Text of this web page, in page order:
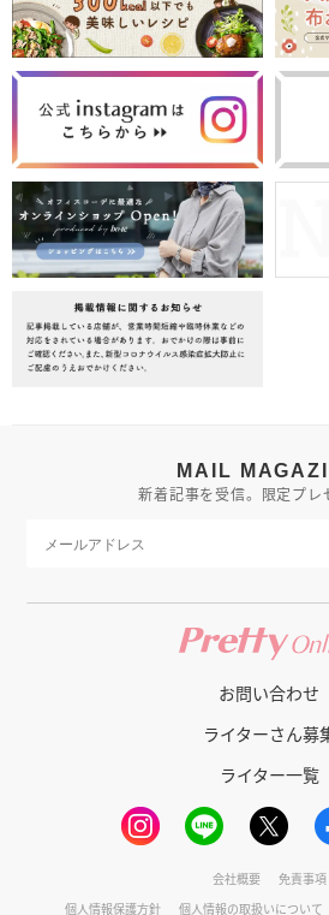
MAIL
新着記事を受信。限定プ
お問い合わせ
ライターさん募
ライター一覧
会社概要
免責事項
個人情報保護方針
個人情報の取扱いについて